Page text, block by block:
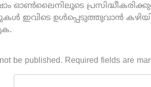
ഓൺലൈനിലൂടെ
ഇവിടെ ഉൾപ്പെടുത്തുവാൻ
be published. Required fields are